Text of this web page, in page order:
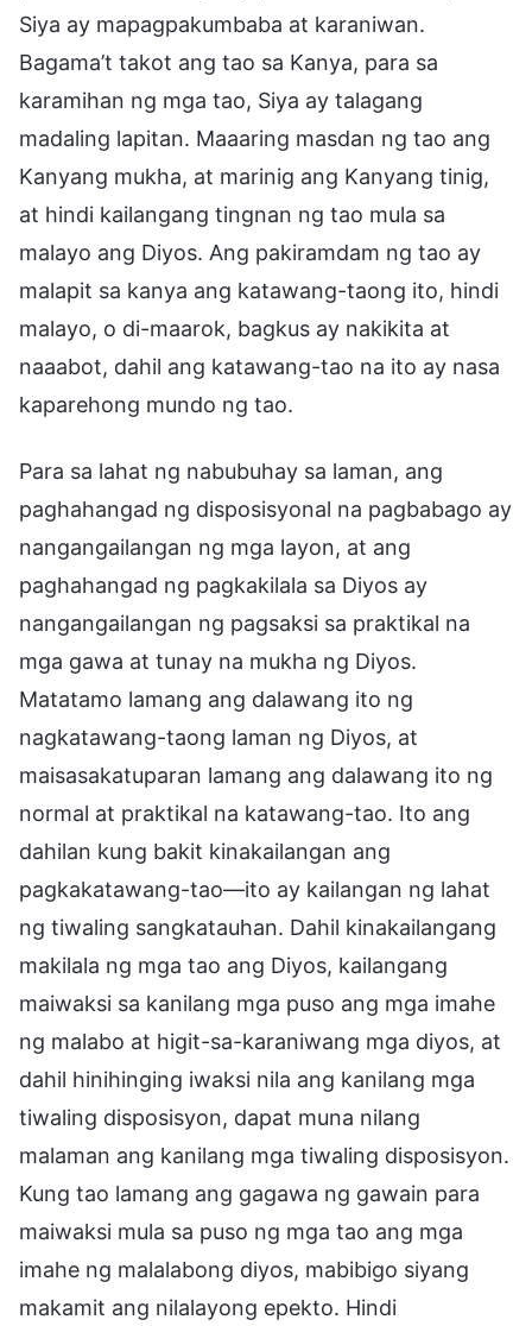
Siya ay mapagpakumbaba at karaniwan.
Bagama’t takot ang tao sa Kanya, para sa
karamihan ng mga tao, Siya ay talagang
madaling lapitan. Maaaring masdan ng tao ang
Kanyang mukha, at marinig ang Kanyang tinig,
at hindi kailangang tingnan ng tao mula sa
malayo ang Diyos. Ang pakiramdam ng tao ay
malapit sa kanya ang katawang-taong ito, hindi
malayo, o di-maarok, bagkus ay nakikita at
naaabot, dahil ang katawang-tao na ito ay nasa
kaparehong mundo ng tao.
Para sa lahat ng nabubuhay sa laman, ang
paghahangad ng disposisyonal na pagbabago ay
nangangailangan ng mga layon, at ang
paghahangad ng pagkakilala sa Diyos ay
nangangailangan ng pagsaksi sa praktikal na
mga gawa at tunay na mukha ng Diyos.
Matatamo lamang ang dalawang ito ng
nagkatawang-taong laman ng Diyos, at
maisasakatuparan lamang ang dalawang ito ng
normal at praktikal na katawang-tao. Ito ang
dahilan kung bakit kinakailangan ang
pagkakatawang-tao—ito ay kailangan ng lahat
ng tiwaling sangkatauhan. Dahil kinakailangang
makilala ng mga tao ang Diyos, kailangang
maiwaksi sa kanilang mga puso ang mga imahe
ng malabo at higit-sa-karaniwang mga diyos, at
dahil hinihinging iwaksi nila ang kanilang mga
tiwaling disposisyon, dapat muna nilang
malaman ang kanilang mga tiwaling disposisyon.
Kung tao lamang ang gagawa ng gawain para
maiwaksi mula sa puso ng mga tao ang mga
imahe ng malalabong diyos, mabibigo siyang
makamit ang nilalayong epekto. Hindi